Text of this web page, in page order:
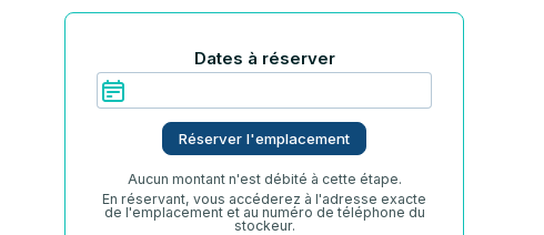
Dates à réserver
Réserver l'emplacement
Aucun montant n'est débité à cette étape.
En réservant, vous accéderez à l'adresse exacte
de l'emplacement et au numéro de téléphone du
stockeur.